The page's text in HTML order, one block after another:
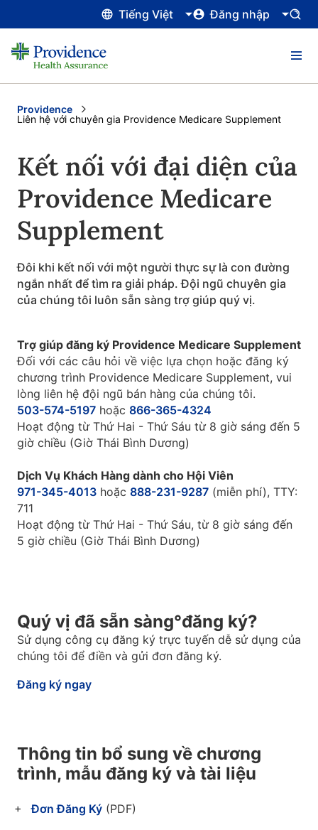
Tiếng Việt Đăng nhập
Providence
Current:
Liên hệ với chuyên gia Providence Medicare Supplement
Kết nối với đại diện của
Providence Medicare
Supplement
Đôi khi kết nối với một người thực sự là con đường
ngắn nhất để tìm ra giải pháp. Đội ngũ chuyên gia
của chúng tôi luôn sẵn sàng trợ giúp quý vị.
Trợ giúp đăng ký Providence Medicare Supplement
Đối với các câu hỏi về việc lựa chọn hoặc đăng ký
chương trình Providence Medicare Supplement, vui
lòng liên hệ đội ngũ bán hàng của chúng tôi.
503-574-5197 hoặc 866-365-4324
Hoạt động từ Thứ Hai - Thứ Sáu từ 8 giờ sáng đến 5
giờ chiều (Giờ Thái Bình Dương)
Dịch Vụ Khách Hàng dành cho Hội Viên
971-345-4013 hoặc 888-231-9287 (miễn phí), TTY:
711
Hoạt động từ Thứ Hai - Thứ Sáu, từ 8 giờ sáng đến
5 giờ chiều (Giờ Thái Bình Dương)
Quý vị đã sẵn sàng°đăng ký?
Sử dụng công cụ đăng ký trực tuyến dễ sử dụng của
chúng tôi để điền và gửi đơn đăng ký.
Đăng ký ngay
Thông tin bổ sung về chương
trình, mẫu đăng ký và tài liệu
Đơn Đăng Ký (PDF)